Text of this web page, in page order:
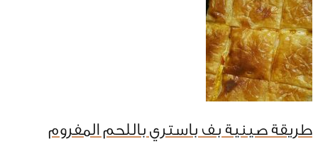
طريقة صينية بف باستري باللحم المفروم